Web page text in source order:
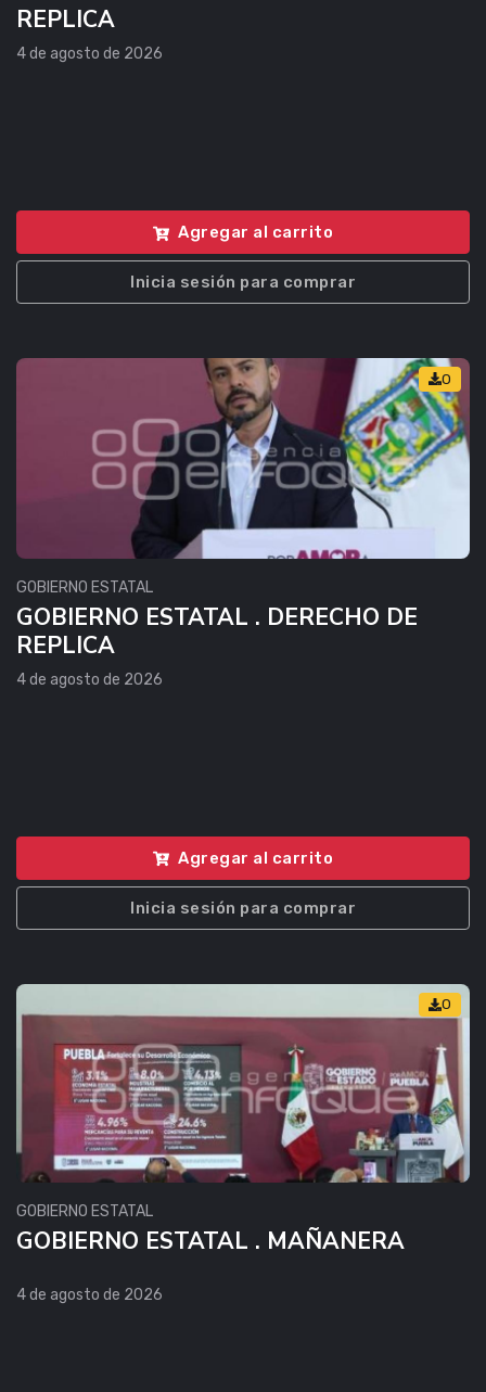
REPLICA
4 de agosto de 2026
Agregar al carrito
Inicia sesión para comprar
0
GOBIERNO ESTATAL
GOBIERNO ESTATAL . DERECHO DE
REPLICA
4 de agosto de 2026
Agregar al carrito
Inicia sesión para comprar
0
GOBIERNO ESTATAL
GOBIERNO ESTATAL . MAÑANERA
4 de agosto de 2026